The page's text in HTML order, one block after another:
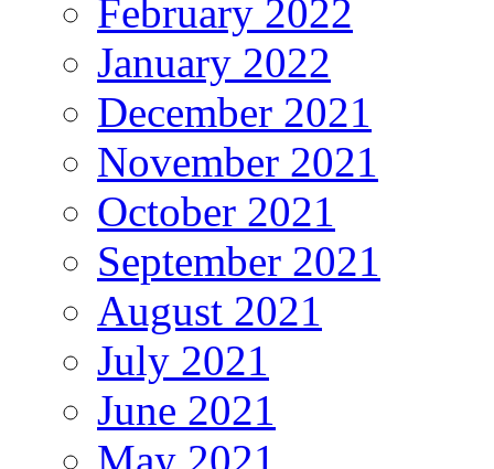
February 2022
January 2022
December 2021
November 2021
October 2021
September 2021
August 2021
July 2021
June 2021